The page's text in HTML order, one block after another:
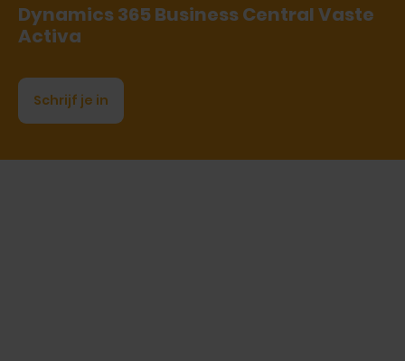
Dynamics 365 Business Central Vaste
Activa
Schrijf je in